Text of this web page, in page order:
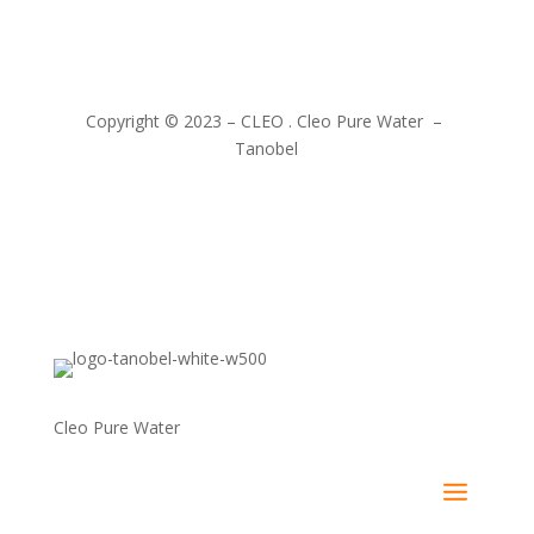
Copyright © 2023 – CLEO . Cleo Pure Water –
Tanobel
Cleo Pure Water